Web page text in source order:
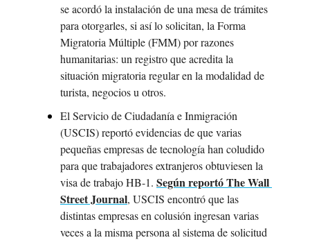
se acordó la instalación de una mesa de trámites
para otorgarles, si así lo solicitan, la Forma
Migratoria Múltiple (FMM) por razones
humanitarias: un registro que acredita la
situación migratoria regular en la modalidad de
turista, negocios u otros.
El Servicio de Ciudadanía e Inmigración
(USCIS) reportó evidencias de que varias
pequeñas empresas de tecnología han coludido
para que trabajadores extranjeros obtuviesen la
visa de trabajo HB-1. Según reportó The Wall
Street Journal, USCIS encontró que las
distintas empresas en colusión ingresan varias
veces a la misma persona al sistema de solicitud